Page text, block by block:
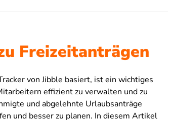
Freizeitanträgen
von Jibble basiert, ist ein wichtiges
effizient zu verwalten und zu
und abgelehnte Urlaubsanträge
und besser zu planen. In diesem Artikel